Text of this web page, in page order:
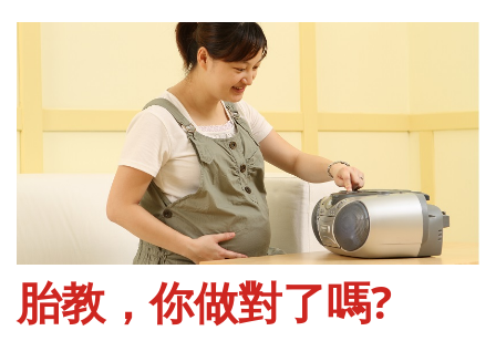
問孕期-懷孕期
胎教，你做對了嗎?